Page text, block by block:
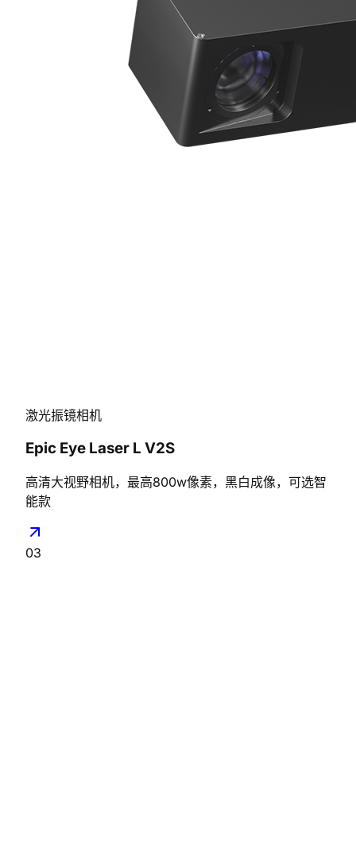
激光振镜相机
Epic Eye Laser L V2S
高清大视野相机，最高800w像素，黑白成像，可选智
能款
03